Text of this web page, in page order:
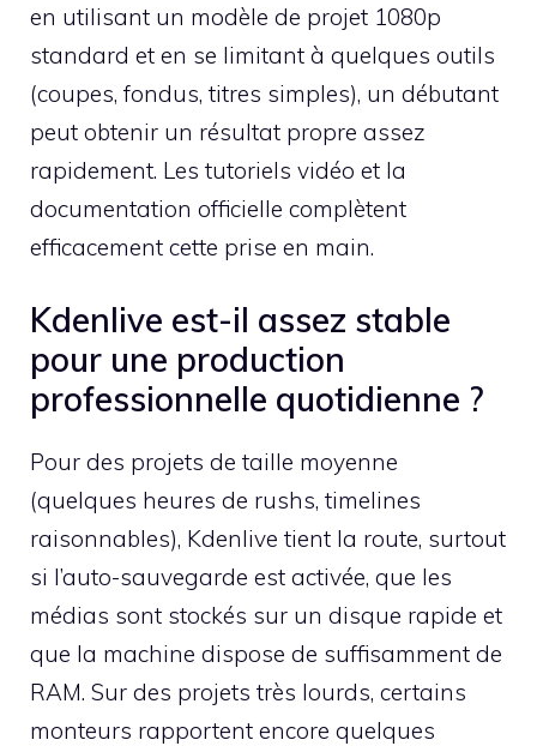
en utilisant un modèle de projet 1080p
standard et en se limitant à quelques outils
(coupes, fondus, titres simples), un débutant
peut obtenir un résultat propre assez
rapidement. Les tutoriels vidéo et la
documentation officielle complètent
efficacement cette prise en main.
Kdenlive est-il assez stable
pour une production
professionnelle quotidienne ?
Pour des projets de taille moyenne
(quelques heures de rushs, timelines
raisonnables), Kdenlive tient la route, surtout
si l’auto-sauvegarde est activée, que les
médias sont stockés sur un disque rapide et
que la machine dispose de suffisamment de
RAM. Sur des projets très lourds, certains
monteurs rapportent encore quelques